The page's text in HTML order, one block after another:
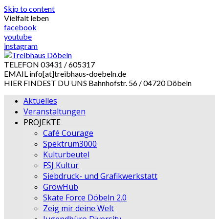
Skip to content
Vielfalt leben
facebook
youtube
instagram
TELEFON 03431 / 605317
EMAIL info[at]treibhaus-doebeln.de
HIER FINDEST DU UNS Bahnhofstr. 56 / 04720 Döbeln
Aktuelles
Veranstaltungen
PROJEKTE
Café Courage
Spektrum3000
Kulturbeutel
FSJ Kultur
Siebdruck- und Grafikwerkstatt
GrowHub
Skate Force Döbeln 2.0
Zeig mir deine Welt